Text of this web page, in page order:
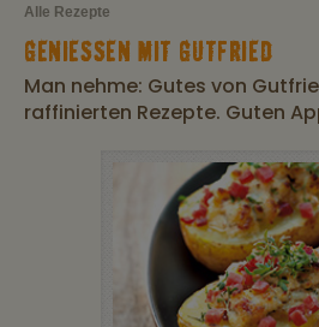
Alle Rezepte
GENIESSEN MIT GUTFRIED
Man nehme: Gutes von
raffinierten Rezepte. Guten